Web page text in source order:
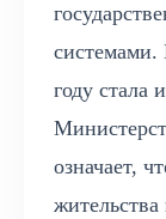
году стала
означает,